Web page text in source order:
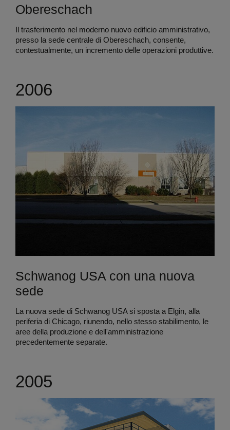
Obereschach
Il trasferimento nel moderno nuovo edificio amministrativo,
presso la sede centrale di Obereschach, consente,
contestualmente, un incremento delle operazioni produttive.
2006
Schwanog USA con una nuova
sede
La nuova sede di Schwanog USA si sposta a Elgin, alla
periferia di Chicago, riunendo, nello stesso stabilimento, le
aree della produzione e dell'amministrazione
precedentemente separate.
2005